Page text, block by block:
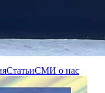
СтатьиСМИ о нас